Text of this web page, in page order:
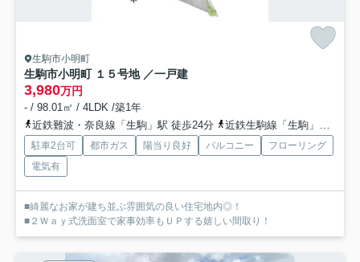
生駒市小明町
生駒市小明町 １５号地 ／一戸建
3,980万円
- / 98.01㎡ / 4LDK /築1年
近鉄難波・奈良線「生駒」駅 徒歩24分
近鉄生駒線「生駒」駅 徒歩24分
駐車2台可 都市ガス 陽当り良好 バルコニー
フローリング
電気有
■綺麗なお家が建ち並ぶ雰囲気の良い住宅地内◎！
■２Ｗａｙ式洗面室で家事効率もＵＰする嬉しい間取り！